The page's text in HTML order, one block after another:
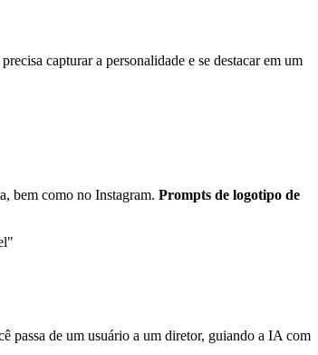
capturar a personalidade e se destacar em um
bem como no Instagram. Prompts de logotipo de
passa de um usuário a um diretor, guiando a IA com